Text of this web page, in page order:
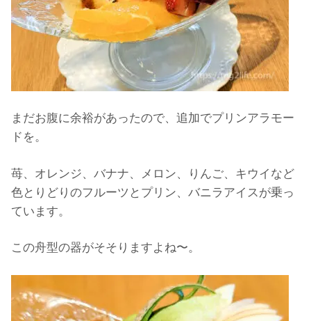
まだお腹に余裕があったので、追加でプリンアラモー
ドを。
苺、オレンジ、バナナ、メロン、りんご、キウイなど
色とりどりのフルーツとプリン、バニラアイスが乗っ
ています。
この舟型の器がそそりますよね〜。